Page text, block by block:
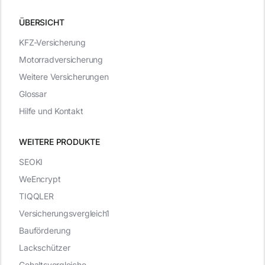
ÜBERSICHT
WEITERE PRODUKTE
KFZ-Versicherung
Motorradversicherung
Weitere Versicherungen
Glossar
Hilfe und Kontakt
SEOKI
WeEncrypt
TIQQLER
Versicherungsvergleich1
Bauförderung
Lackschützer